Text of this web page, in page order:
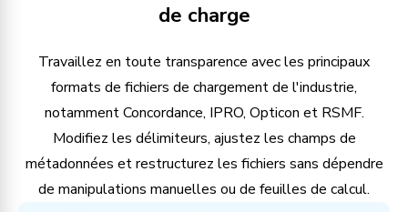
de charge
Travaillez en toute transparence avec les principaux
formats de fichiers de chargement de l'industrie,
notamment Concordance, IPRO, Opticon et RSMF.
Modifiez les délimiteurs, ajustez les champs de
métadonnées et restructurez les fichiers sans dépendre
de manipulations manuelles ou de feuilles de calcul.